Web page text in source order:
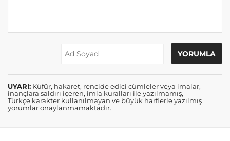
UYARI: Küfür, hakaret, rencide edici cümleler veya imalar,
inançlara saldırı içeren, imla kuralları ile yazılmamış,
Türkçe karakter kullanılmayan ve büyük harflerle yazılmış
yorumlar onaylanmamaktadır.